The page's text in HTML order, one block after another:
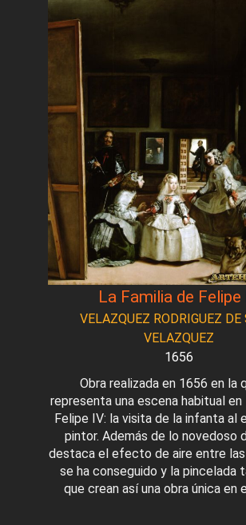
La Familia de Felipe
VELAZQUEZ RODRIGUEZ DE
VELAZQUEZ
1656
Obra realizada en 1656 en la
representa una escena habitual
Felipe IV: la visita de la infanta al
pintor. Además de lo novedoso
destaca el efecto de aire entre las
se ha conseguido y la pincelada
que crean así una obra única en